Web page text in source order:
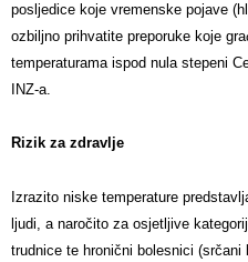
posljedice koje vremenske pojave
ozbiljno prihvatite preporuke koje
temperaturama ispod nula stepeni
INZ-a.
Rizik za zdravlje
Izrazito niske temperature
ljudi, a naročito za osjetljive
trudnice te hronični bolesnici